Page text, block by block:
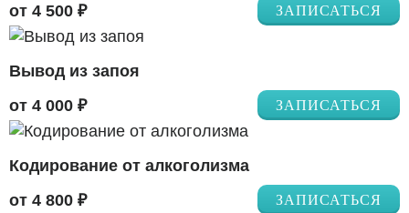
от 4 500 ₽
ЗАПИСАТЬСЯ
Вывод из запоя
от 4 000 ₽
ЗАПИСАТЬСЯ
Кодирование от алкоголизма
от 4 800 ₽
ЗАПИСАТЬСЯ